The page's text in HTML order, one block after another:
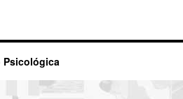
Psicológica